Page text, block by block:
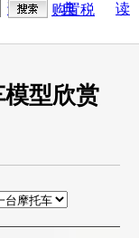
询
典
读
购置税
型欣赏